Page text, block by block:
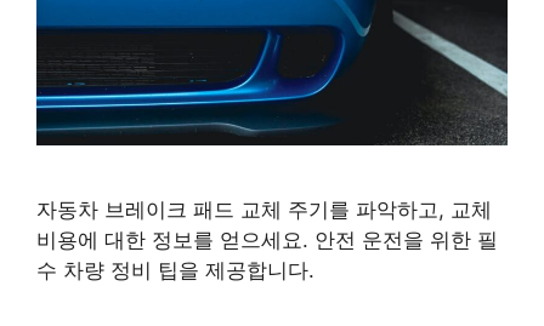
자동차 브레이크 패드 교체 주기를 파악하고, 교체
비용에 대한 정보를 얻으세요. 안전 운전을 위한 필
수 차량 정비 팁을 제공합니다.